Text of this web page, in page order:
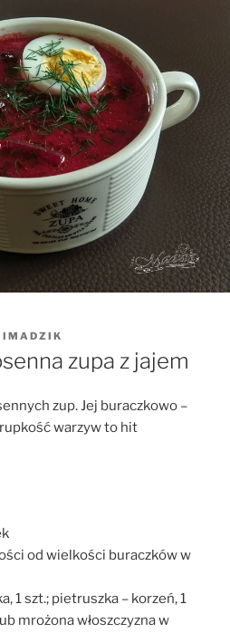
IMADZIK
zupa z jajem
zup. Jej buraczkowo –
warzyw to hit
od wielkości buraczków w
1 szt.; pietruszka – korzeń, 1
mrożona włoszczyzna w